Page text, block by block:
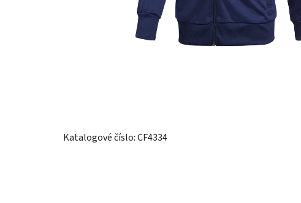
Katalogové číslo: CF4334